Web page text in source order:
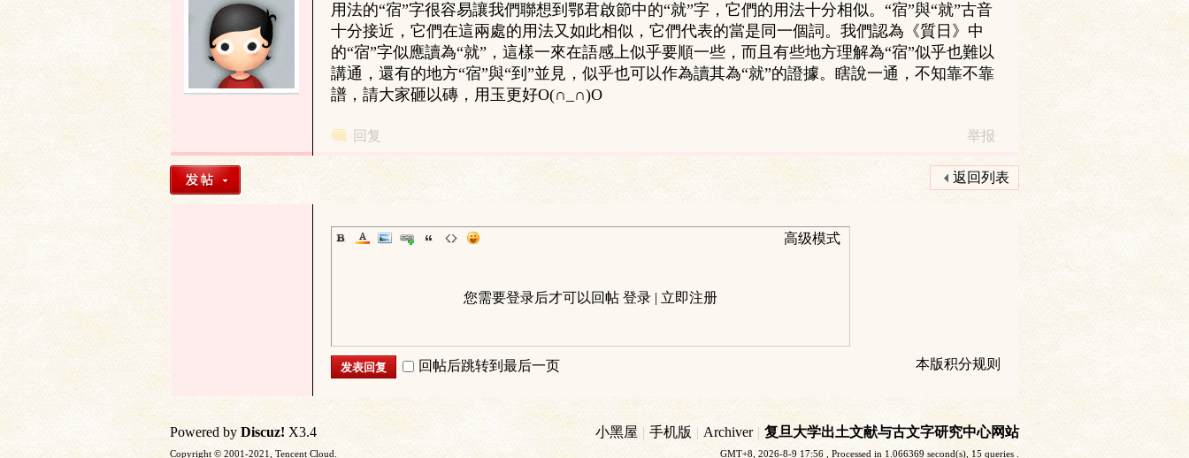
献
用法的“宿”字很容易讓我們聯想到鄂君啟節中的“就”字，它們的用法十分相似。“宿”與“就”古音
十分接近，它們在這兩處的用法又如此相似，它們代表的當是同一個詞。我們認為《質日》中
的“宿”字似應讀為“就”，這樣一來在語感上似乎要順一些，而且有些地方理解為“宿”似乎也難以
講通，還有的地方“宿”與“到”並見，似乎也可以作為讀其為“就”的證據。瞎說一通，不知靠不靠
譜，請大家砸以磚，用玉更好O(∩_∩)O
回复 举报
返回列表
高级模式
您需要登录后才可以回帖 登录 | 立即注册
本版积分规则
发表回复 回帖后跳转到最后一页
小黑屋 | 手机版 | Archiver | 复旦大学出土文献与古文字研究中心网站
GMT+8, 2026-8-9 17:56 , Processed in 1.066369 second(s), 15 queries .
Powered by Discuz! X3.4
Copyright © 2001-2021, Tencent Cloud.